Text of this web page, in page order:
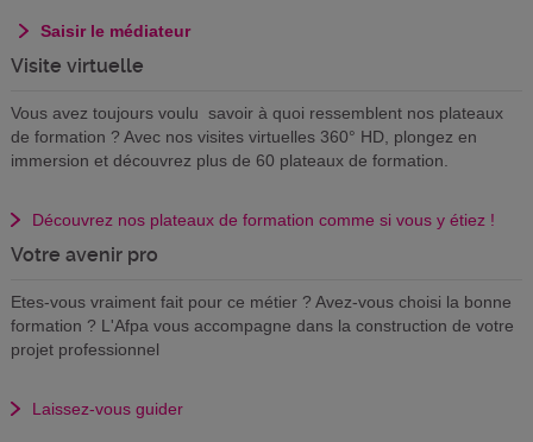
Saisir le médiateur
Visite virtuelle
Vous avez toujours voulu savoir à quoi ressemblent nos plateaux
de formation ? Avec nos visites virtuelles 360° HD, plongez en
immersion et découvrez plus de 60 plateaux de formation.
Découvrez nos plateaux de formation comme si vous y étiez !
Votre avenir pro
Etes-vous vraiment fait pour ce métier ? Avez-vous choisi la bonne
formation ? L'Afpa vous accompagne dans la construction de votre
projet professionnel
Laissez-vous guider